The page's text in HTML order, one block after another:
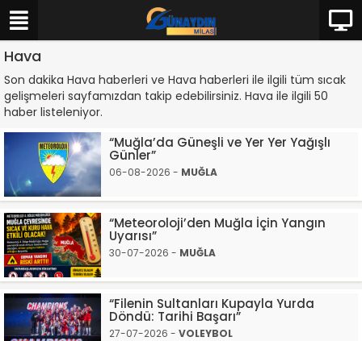
Hava
Son dakika Hava haberleri ve Hava haberleri ile ilgili tüm sıcak
gelişmeleri sayfamızdan takip edebilirsiniz. Hava ile ilgili 50
haber listeleniyor.
“Muğla’da Güneşli ve Yer Yer Yağışlı
Günler”
06-08-2026 - MUĞLA
“Meteoroloji’den Muğla İçin Yangın
Uyarısı”
30-07-2026 - MUĞLA
“Filenin Sultanları Kupayla Yurda
Döndü: Tarihi Başarı”
27-07-2026 - VOLEYBOL